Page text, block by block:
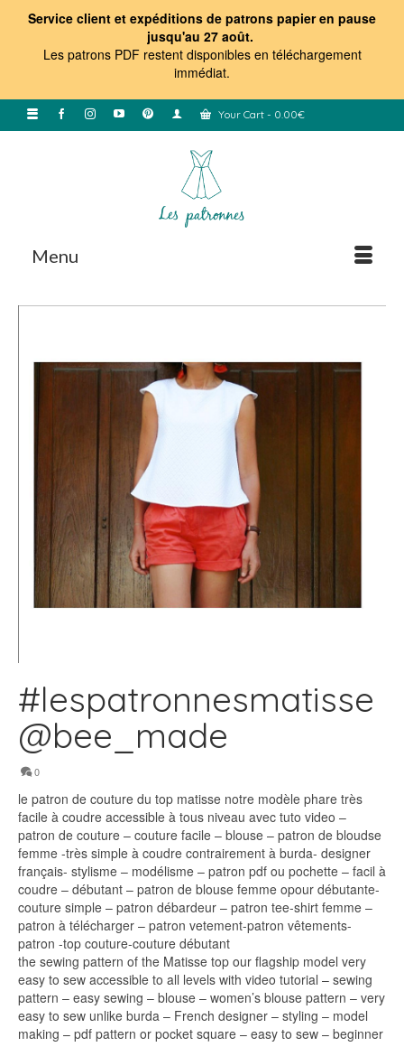
Service client et expéditions de patrons papier en pause
jusqu'au 27 août.
Les patrons PDF restent disponibles en téléchargement
immédiat.
Your Cart - 0.00€
Menu
#lespatronnesmatisse
@bee_made
0
le patron de couture du top matisse notre modèle phare très
facile à coudre accessible à tous niveau avec tuto video –
patron de couture – couture facile – blouse – patron de bloudse
femme -très simple à coudre contrairement à burda- designer
français- stylisme – modélisme – patron pdf ou pochette – facil à
coudre – débutant – patron de blouse femme opour débutante-
couture simple – patron débardeur – patron tee-shirt femme –
patron à télécharger – patron vetement-patron vêtements-
patron -top couture-couture débutant
the sewing pattern of the Matisse top our flagship model very
easy to sew accessible to all levels with video tutorial – sewing
pattern – easy sewing – blouse – women’s blouse pattern – very
easy to sew unlike burda – French designer – styling – model
making – pdf pattern or pocket square – easy to sew – beginner